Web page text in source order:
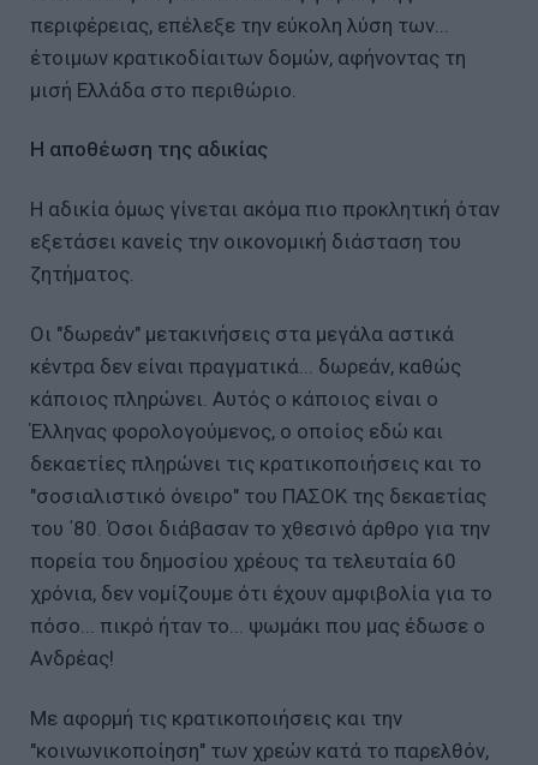
περιφέρειας, επέλεξε την εύκολη λύση των...
έτοιμων κρατικοδίαιτων δομών, αφήνοντας τη
μισή Ελλάδα στο περιθώριο.
Η αποθέωση της αδικίας
Η αδικία όμως γίνεται ακόμα πιο προκλητική όταν
εξετάσει κανείς την οικονομική διάσταση του
ζητήματος.
Οι "δωρεάν" μετακινήσεις στα μεγάλα αστικά
κέντρα δεν είναι πραγματικά... δωρεάν, καθώς
κάποιος πληρώνει. Αυτός ο κάποιος είναι ο
Έλληνας φορολογούμενος, ο οποίος εδώ και
δεκαετίες πληρώνει τις κρατικοποιήσεις και το
"σοσιαλιστικό όνειρο" του ΠΑΣΟΚ της δεκαετίας
του ΄80. Όσοι διάβασαν το χθεσινό άρθρο για την
πορεία του δημοσίου χρέους τα τελευταία 60
χρόνια, δεν νομίζουμε ότι έχουν αμφιβολία για το
πόσο... πικρό ήταν το... ψωμάκι που μας έδωσε ο
Ανδρέας!
Με αφορμή τις κρατικοποιήσεις και την
"κοινωνικοποίηση" των χρεών κατά το παρελθόν,